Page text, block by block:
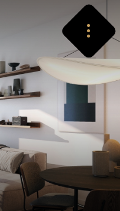
Vyhledat